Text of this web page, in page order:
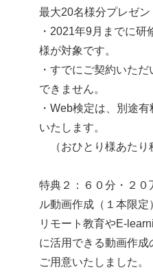
最大20名様分プレゼン
・2021年9月までに
様が対象です。
・すでにご契約いた
できません。
・Web検定は、別途
いたします。
（おひとり様あたり
特典２：６０分・２
ル動画作成（１本限定
リモート教育やE-
に活用できる動画作成
ご用意いたしました。